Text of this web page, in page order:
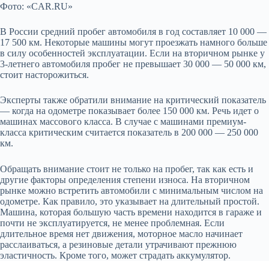
Фото: «CAR.RU»
В России средний пробег автомобиля в год составляет 10 000 —
17 500 км. Некоторые машины могут проезжать намного больше
в силу особенностей эксплуатации. Если на вторичном рынке у
3-летнего автомобиля пробег не превышает 30 000 — 50 000 км,
стоит насторожиться.
Эксперты также обратили внимание на критический показатель
— когда на одометре показывает более 150 000 км. Речь идет о
машинах массового класса. В случае с машинами премиум-
класса критическим считается показатель в 200 000 — 250 000
км.
Обращать внимание стоит не только на пробег, так как есть и
другие факторы определения степени износа. На вторичном
рынке можно встретить автомобили с минимальным числом на
одометре. Как правило, это указывает на длительный простой.
Машина, которая большую часть времени находится в гараже и
почти не эксплуатируется, не менее проблемная. Если
длительное время нет движения, моторное масло начинает
расслаиваться, а резиновые детали утрачивают прежнюю
эластичность. Кроме того, может страдать аккумулятор.